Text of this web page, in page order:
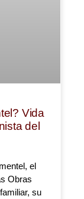
Vida
del
el
Obras
su